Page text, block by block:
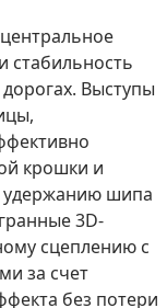
стабильность
Выступы
крошки и
удержанию шипа
3D-
сцеплению с
за счет
без потери